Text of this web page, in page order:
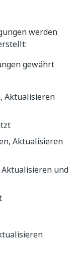
werden
gewährt
Aktualisieren
Aktualisieren
und